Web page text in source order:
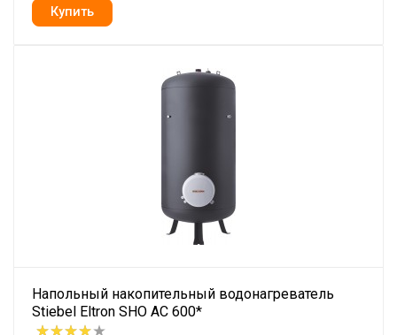
Напольный накопительный водонагреватель
Stiebel Eltron SHO AC 600*